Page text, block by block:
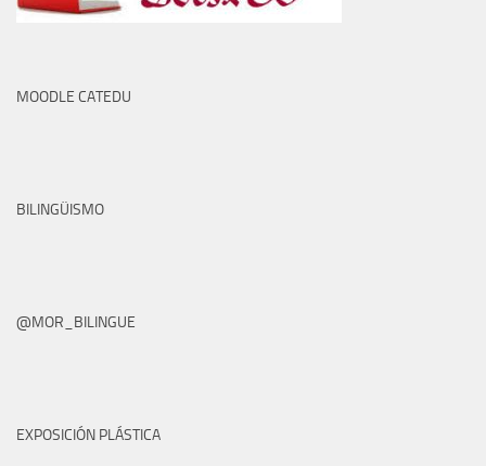
MOODLE CATEDU
BILINGÜISMO
@MOR_BILINGUE
EXPOSICIÓN PLÁSTICA